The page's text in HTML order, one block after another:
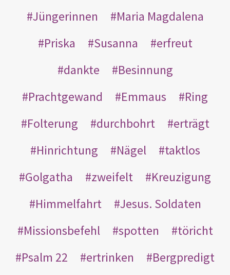
Jüngerinnen
Maria Magdalena
Priska
Susanna
erfreut
dankte
Besinnung
Prachtgewand
Emmaus
Ring
Folterung
durchbohrt
erträgt
Hinrichtung
Nägel
taktlos
Golgatha
zweifelt
Kreuzigung
Himmelfahrt
Jesus. Soldaten
Missionsbefehl
spotten
töricht
Psalm 22
ertrinken
Bergpredigt